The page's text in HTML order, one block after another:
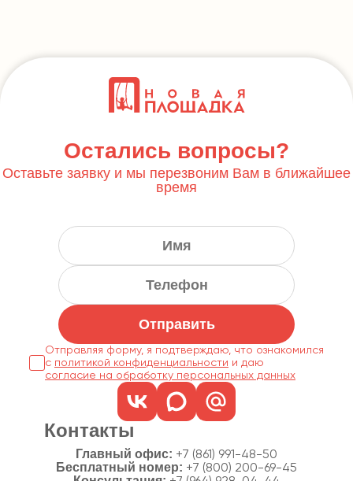
Остались вопросы?
Оставьте заявку и мы перезвоним Вам в ближайшее
время
Отправить
Отправляя форму, я подтверждаю, что ознакомился
с политикой конфиденциальности
согласие на обработку персональных данных
Контакты
Главный офис: +7 (861) 991-48-50
Бесплатный номер: +7 (800) 200-69-45